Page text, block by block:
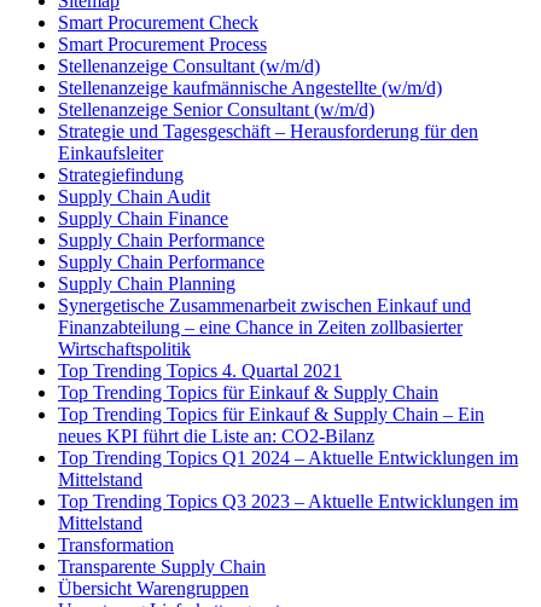
Smart Procurement Check
Smart Procurement Process
Stellenanzeige Consultant (w/m/d)
Stellenanzeige kaufmännische Angestellte (w/m/d)
Stellenanzeige Senior Consultant (w/m/d)
Strategie und Tagesgeschäft – Herausforderung für den
Einkaufsleiter
Strategiefindung
Supply Chain Audit
Supply Chain Finance
Supply Chain Performance
Supply Chain Performance
Supply Chain Planning
Synergetische Zusammenarbeit zwischen Einkauf und
Finanzabteilung – eine Chance in Zeiten zollbasierter
Wirtschaftspolitik
Top Trending Topics 4. Quartal 2021
Top Trending Topics für Einkauf & Supply Chain
Top Trending Topics für Einkauf & Supply Chain – Ein
neues KPI führt die Liste an: CO2-Bilanz
Top Trending Topics Q1 2024 – Aktuelle Entwicklungen im
Mittelstand
Top Trending Topics Q3 2023 – Aktuelle Entwicklungen im
Mittelstand
Transformation
Transparente Supply Chain
Übersicht Warengruppen